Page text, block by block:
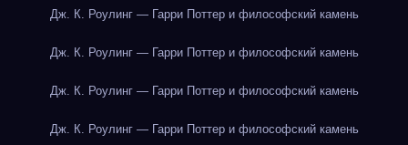
Дж. К. Роулинг — Гарри Поттер и философский камень
Дж. К. Роулинг — Гарри Поттер и философский камень
Дж. К. Роулинг — Гарри Поттер и философский камень
Дж. К. Роулинг — Гарри Поттер и философский камень